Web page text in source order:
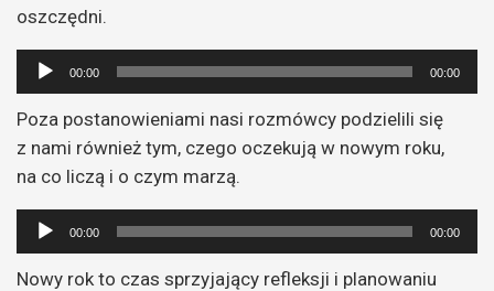
oszczędni.
Odtwarzacz
plików
dźwiękowych
00:00 00:00
Poza postanowieniami nasi rozmówcy podzielili się
z nami również tym, czego oczekują w nowym roku,
na co liczą i o czym marzą.
Odtwarzacz
plików
dźwiękowych
00:00 00:00
Nowy rok to czas sprzyjający refleksji i planowaniu